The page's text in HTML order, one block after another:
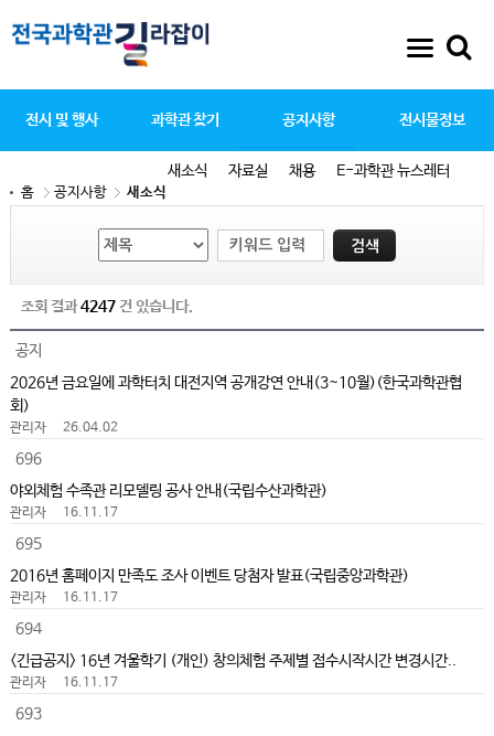
전시 및 행사 과학관 찾기 공지사항
새소식 자료실 채용 E-과학관 뉴스레터
전시물정보
홈 공지사항 새소식
조회 결과4247건 있습니다.
공지
2026년 금요일에 과학터치 대전지역 공개강연 안내(3~10월)(한국과학관협
회)
관리자 26.04.02
696
야외체험 수족관 리모델링 공사 안내(국립수산과학관)
관리자 16.11.17
695
2016년 홈페이지 만족도 조사 이벤트 당첨자 발표(국립중앙과학관)
관리자 16.11.17
694
<긴급공지> 16년 겨울학기 (개인) 창의체험 주제별 접수시작시간 변경시간..
관리자 16.11.17
693